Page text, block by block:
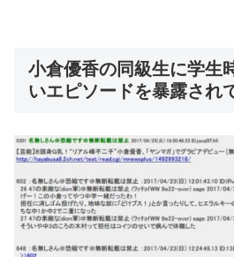
小倉優香の同級生に学生
いエピソードを暴露され